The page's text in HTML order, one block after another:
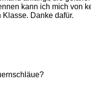
kann ich mich von
Danke dafür.